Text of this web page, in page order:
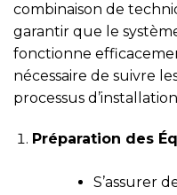
combinaison de
garantir que le
fonctionne
nécessaire de suivre
processus
Préparation des
S’assurer